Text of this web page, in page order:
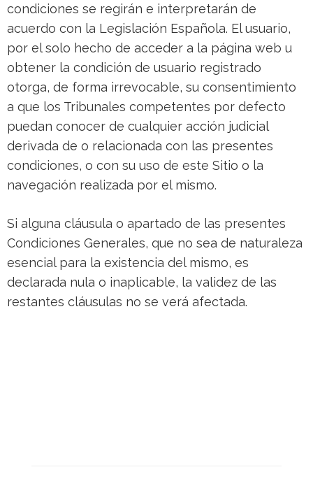
condiciones se regirán e interpretarán de
acuerdo con la Legislación Española. El usuario,
por el solo hecho de acceder a la página web u
obtener la condición de usuario registrado
otorga, de forma irrevocable, su consentimiento
a que los Tribunales competentes por defecto
puedan conocer de cualquier acción judicial
derivada de o relacionada con las presentes
condiciones, o con su uso de este Sitio o la
navegación realizada por el mismo.
Si alguna cláusula o apartado de las presentes
Condiciones Generales, que no sea de naturaleza
esencial para la existencia del mismo, es
declarada nula o inaplicable, la validez de las
restantes cláusulas no se verá afectada.